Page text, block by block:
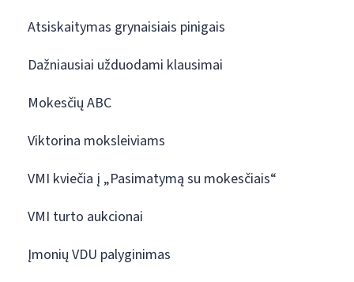
Atsiskaitymas grynaisiais pinigais
Dažniausiai užduodami klausimai
Mokesčių ABC
Viktorina moksleiviams
VMI kviečia į „Pasimatymą su mokesčiais“
VMI turto aukcionai
Įmonių VDU palyginimas